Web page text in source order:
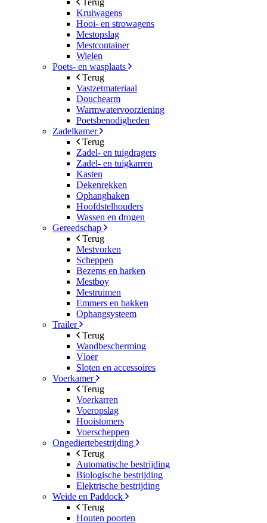
Terug
Kruiwagens
Hooi- en strowagens
Mestopslag
Mestcontainer
Wielen
Poets- en wasplaats
Terug
Vastzetmateriaal
Douchearm
Warmwatervoorziening
Poetsbenodigheden
Zadelkamer
Terug
Zadel- en tuigdragers
Zadel- en tuigkarren
Kasten
Dekenrekken
Ophanghaken
Hoofdstelhouders
Wassen en drogen
Gereedschap
Terug
Mestvorken
Scheppen
Bezems en harken
Mestboy
Mestruimen
Emmers en bakken
Ophangsysteem
Trailer
Terug
Wandbescherming
Vloer
Sloten en accessoires
Voerkamer
Terug
Voerkarren
Voeropslag
Hooistomers
Voerscheppen
Ongediertebestrijding
Terug
Automatische bestrijding
Biologische bestrijding
Elektrische bestrijding
Weide en Paddock
Terug
Houten poorten